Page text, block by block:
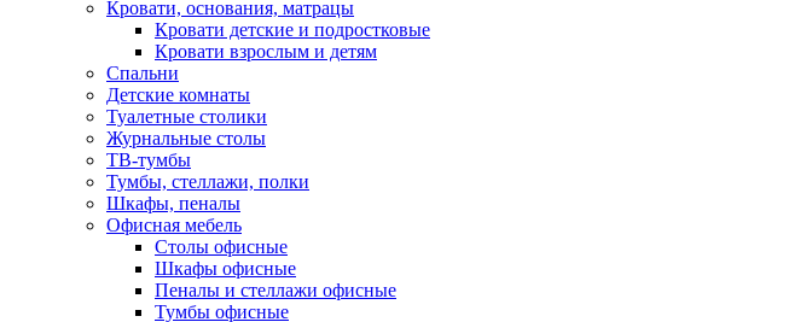
Кровати, основания, матрацы
Кровати детские и подростковые
Кровати взрослым и детям
Спальни
Детские комнаты
Туалетные столики
Журнальные столы
ТВ-тумбы
Тумбы, стеллажи, полки
Шкафы, пеналы
Офисная мебель
Столы офисные
Шкафы офисные
Пеналы и стеллажи офисные
Тумбы офисные